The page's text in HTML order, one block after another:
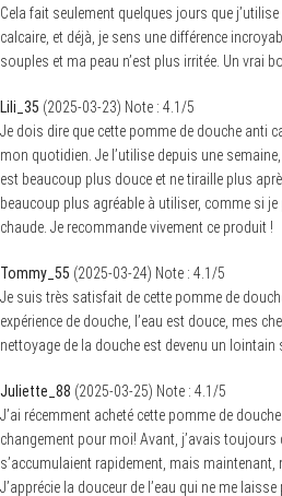
Cela fait seulement quelques jours que
calcaire, et déjà, je sens une différence
souples et ma peau n’est plus irritée. Un vrai
Lili_35 (2025-03-23) Note : 4.1 /5
Je dois dire que cette pomme de douche anti
mon quotidien. Je l’utilise depuis une
est beaucoup plus douce et ne tiraille plus
beaucoup plus agréable à utiliser, comme si
chaude. Je recommande vivement ce produit !
Tommy_55 (2025-03-24) Note : 4.1 /5
Je suis très satisfait de cette pomme de
expérience de douche, l’eau est douce, mes
nettoyage de la douche est devenu un lointain
Juliette_88 (2025-03-25) Note : 4.1 /5
J’ai récemment acheté cette pomme de
changement pour moi! Avant, j’avais toujours
s’accumulaient rapidement, mais maintenant,
J’apprécie la douceur de l’eau qui ne me